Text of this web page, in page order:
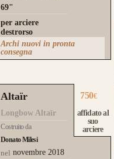
69"
per arciere
destrorso
Archi nuovi in pronta
consegna
Altaïr
Longbow Altaïr
Costruito da
Donato Milesi
nel novembre 2018
750€
affidato al
suo
arciere